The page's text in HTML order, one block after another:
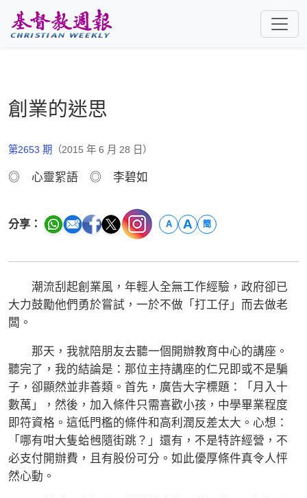
創業的迷思
第2653 期 （2015 年 6 月 28 日）
◎ 心靈絮語 ◎ 李碧如
分享： A A 簡
潮流刮起創業風，年輕人全無工作經驗，政府卻已
大力鼓勵他們勇於嘗試，一於不做「打工仔」而去做老
闆。
那天，我就陪朋友去聽一個開辦教育中心的講座。
聽完了，我的結論是：那位主持講座的仁兄即或不是騙
子，卻顯然並非善類。首先，廣告大字標題：「月入十
數萬」，然後，加入條件只需喜歡小孩，中學畢業程度
即符資格。這低門檻的條件和高利潤反差太大。心想：
「哪有咁大隻蛤乸隨街跳？」還有，不是特許經營，不
必支付開辦費，且有股份可分。如此優厚條件真令人怦
然心動。